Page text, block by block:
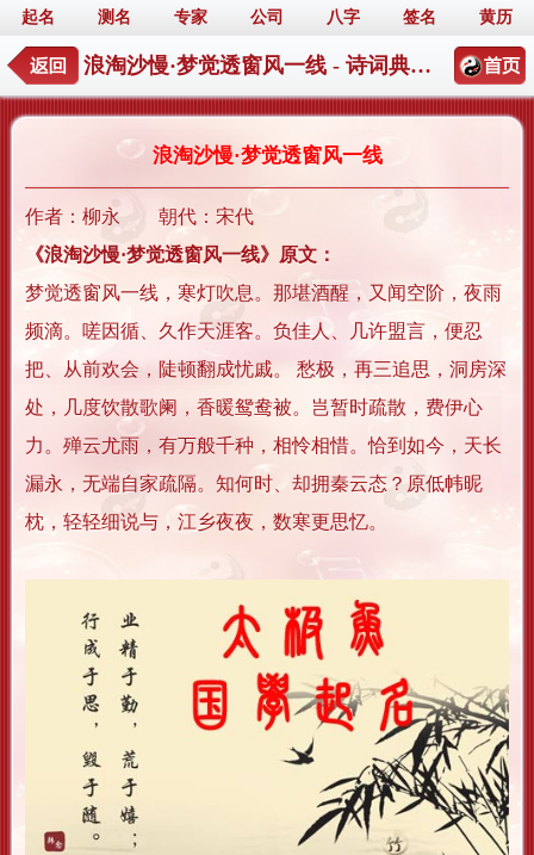
起名 测名 专家 公司 八字 签名 黄历
浪淘沙慢·梦觉透窗风一线 - 诗词典籍起名详情
浪淘沙慢·梦觉透窗风一线
作者：柳永 朝代：宋代
《浪淘沙慢·梦觉透窗风一线》原文：
梦觉透窗风一线，寒灯吹息。那堪酒醒，又闻空阶，夜雨
频滴。嗟因循、久作天涯客。负佳人、几许盟言，便忍
把、从前欢会，陡顿翻成忧戚。 愁极，再三追思，洞房深
处，几度饮散歌阑，香暖鸳鸯被。岂暂时疏散，费伊心
力。殚云尤雨，有万般千种，相怜相惜。恰到如今，天长
漏永，无端自家疏隔。知何时、却拥秦云态？原低帏昵
枕，轻轻细说与，江乡夜夜，数寒更思忆。